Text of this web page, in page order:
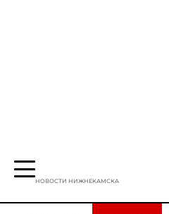
НОВОСТИ НИЖНЕКАМСКА